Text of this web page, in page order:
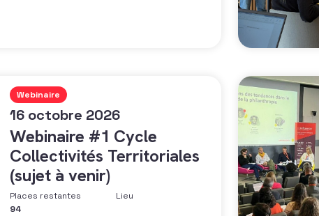
Webinaire
16 octobre 2026
Webinaire #1 Cycle
Collectivités Territoriales
(sujet à venir)
Places restantes
94
Lieu